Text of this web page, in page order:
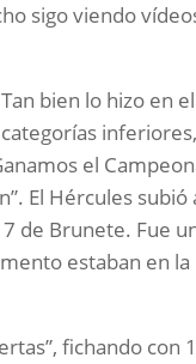
sigo viendo
bien lo hizo en el
el
El Hércules subió
de Brunete. Fue
estaban en
fichando con